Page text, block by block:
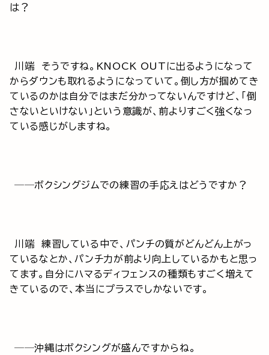
は？
川端 そうですね。KNOCK OUTに出るようになって
からダウンも取れるようになっていて。倒し方が掴めてき
ているのかは自分ではまだ分かってないんですけど、「倒
さないといけない」という意識が、前よりすごく強くなっ
ている感じがしますね。
──ボクシングジムでの練習の手応えはどうですか？
川端 練習している中で、パンチの質がどんどん上がっ
ているなとか、パンチ力が前より向上しているかもと思っ
てます。自分にハマるディフェンスの種類もすごく増えて
きているので、本当にプラスでしかないです。
──沖縄はボクシングが盛んですからね。